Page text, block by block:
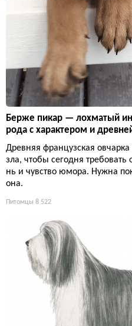
Берже пикар — лохматый
рода с характером и
Древняя французская
зла, чтобы сегодня требовать
нь и чувство юмора. Нужна
она.
Питомцы 8 522